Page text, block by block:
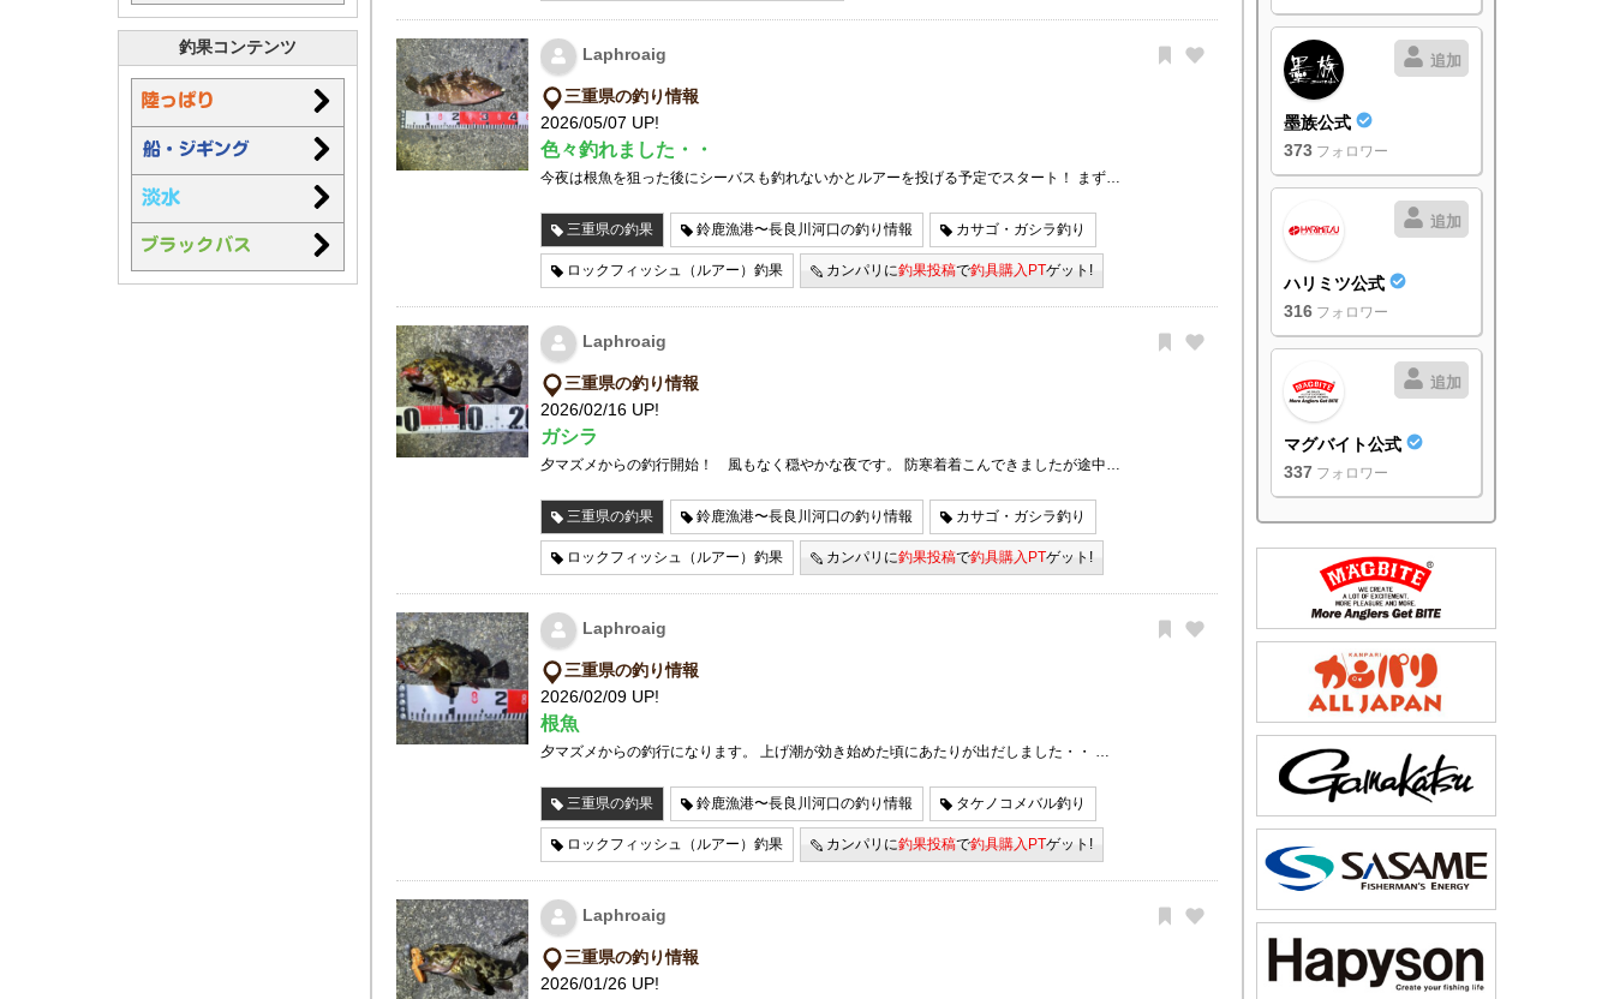
釣果コンテンツ Laphroaig
三重県の釣り情報
2026/05/07 UP!
色々釣れました・・
今夜は根魚を狙った後にシーバスも釣れないかとルアーを投げる予定でスタート！ まず…
三重県の釣果 鈴鹿漁港〜長良川河口の釣り情報 カサゴ・ガシラ釣り
ロックフィッシュ（ルアー）釣果 カンパリに釣果投稿で釣具購入PTゲット!
Laphroaig
三重県の釣り情報
2026/02/16 UP!
ガシラ
夕マズメからの釣行開始！ 風もなく穏やかな夜です。 防寒着着こんできましたが途中…
三重県の釣果 鈴鹿漁港〜長良川河口の釣り情報 カサゴ・ガシラ釣り
ロックフィッシュ（ルアー）釣果 カンパリに釣果投稿で釣具購入PTゲット!
Laphroaig
三重県の釣り情報
2026/02/09 UP!
根魚
夕マズメからの釣行になります。 上げ潮が効き始めた頃にあたりが出だしました・・ …
三重県の釣果 鈴鹿漁港〜長良川河口の釣り情報 タケノコメバル釣り
ロックフィッシュ（ルアー）釣果 カンパリに釣果投稿で釣具購入PTゲット!
Laphroaig
三重県の釣り情報
2026/01/26 UP!
追加
墨族公式
373 フォロワー
追加
ハリミツ公式
316 フォロワー
追加
マグバイト公式
337 フォロワー